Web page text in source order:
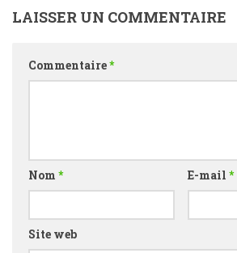
LAISSER UN COMMENTAIRE
Commentaire*
Nom * E-mail *
Site web